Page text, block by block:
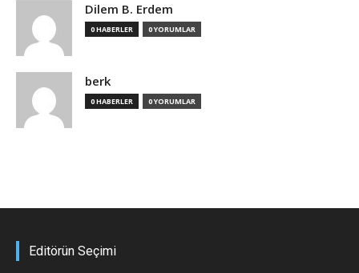
Dilem B. Erdem
0 HABERLER 0 YORUMLAR
berk
0 HABERLER 0 YORUMLAR
Editörün Seçimi